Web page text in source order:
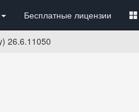
Бесплатные лицензии
26.6.11050